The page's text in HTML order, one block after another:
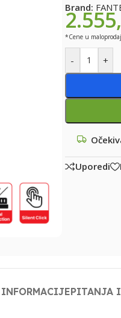
Brand:
*Cene u
- +
Uporedi
PITANJA